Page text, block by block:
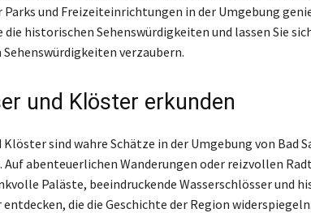
Parks und Freizeiteinrichtungen in der Umgebung
die historischen Sehenswürdigkeiten und lassen Sie
Sehenswürdigkeiten verzaubern.
und Klöster erkunden
sind wahre Schätze in der Umgebung von Bad
abenteuerlichen Wanderungen oder reizvollen
Paläste, beeindruckende Wasserschlösser und
entdecken, die die Geschichte der Region